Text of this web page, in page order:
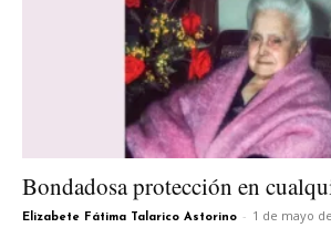
Bondadosa protección en
Elizabete Fátima Talarico Astorino - 1 de mayo